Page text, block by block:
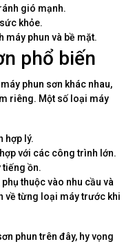
gió mạnh.
khỏe.
phun và bề mặt.
phổ biến
phun sơn khác nhau,
riêng. Một số loại máy
hợp lý.
với các công trình lớn.
tiếng ồn.
thuộc vào nhu cầu và
về từng loại máy trước khi
phun trên đây, hy vọng